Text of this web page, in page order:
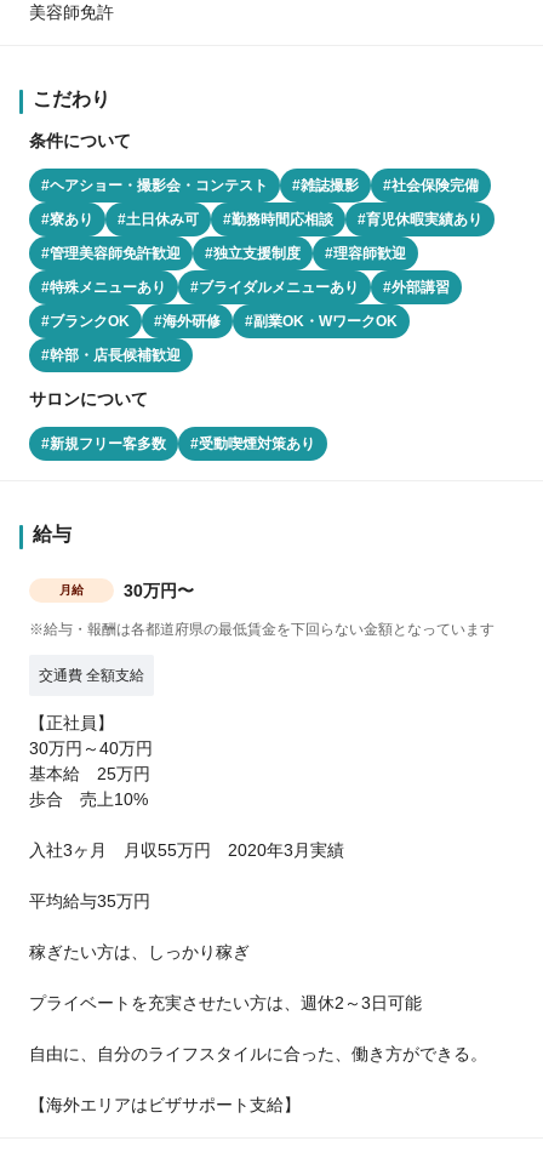
美容師免許
こだわり
条件について
#ヘアショー・撮影会・コンテスト #雑誌撮影
#社会保険完備
#寮あり
#土日休み可 #勤務時間応相談
#育児休暇実績あり
#管理美容師免許歓迎
#独立支援制度
#理容師歓迎
#特殊メニューあり
#ブライダルメニューあり
#外部講習
#ブランクOK
#海外研修
#副業OK・WワークOK
#幹部・店長候補歓迎
サロンについて
#新規フリー客多数 #受動喫煙対策あり
給与
月給 30万円〜
※給与・報酬は各都道府県の最低賃金を下回らない金額となっています
交通費 全額支給
【正社員】
30万円～40万円
基本給 25万円
歩合 売上10%
入社3ヶ月 月収55万円 2020年3月実績
平均給与35万円
稼ぎたい方は、しっかり稼ぎ
プライベートを充実させたい方は、週休2～3日可能
自由に、自分のライフスタイルに合った、働き方ができる。
【海外エリアはビザサポート支給】